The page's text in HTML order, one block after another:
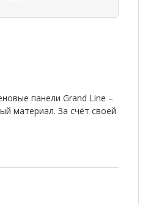
панели Grand Line –
материал. За счёт своей